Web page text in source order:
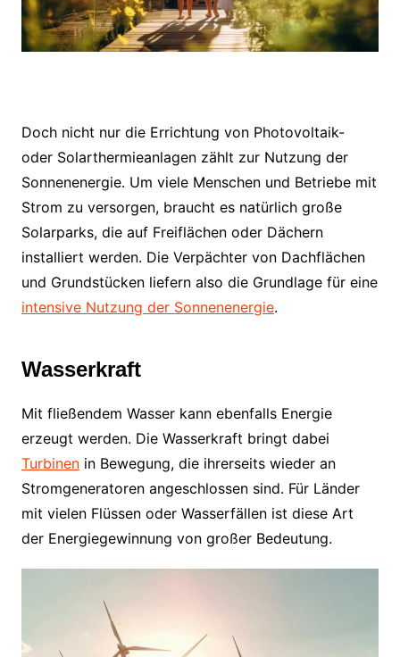
Doch nicht nur die Errichtung von Photovoltaik-
oder Solarthermieanlagen zählt zur Nutzung der
Sonnenenergie. Um viele Menschen und Betriebe mit
Strom zu versorgen, braucht es natürlich große
Solarparks, die auf Freiflächen oder Dächern
installiert werden. Die Verpächter von Dachflächen
und Grundstücken liefern also die Grundlage für eine
intensive Nutzung der Sonnenenergie.
Wasserkraft
Mit fließendem Wasser kann ebenfalls Energie
erzeugt werden. Die Wasserkraft bringt dabei
Turbinenin Bewegung, die ihrerseits wieder an
Stromgeneratoren angeschlossen sind. Für Länder
mit vielen Flüssen oder Wasserfällen ist diese Art
der Energiegewinnung von großer Bedeutung.